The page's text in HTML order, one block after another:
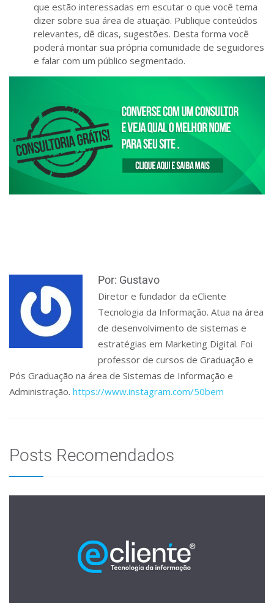
que estão interessadas em escutar o que você tema
dizer sobre sua área de atuação. Publique conteúdos
relevantes, dê dicas, sugestões. Desta forma você
poderá montar sua própria comunidade de seguidores
e falar com um público segmentado.
Por: Gustavo
Diretor e fundador da eCliente
Tecnologia da Informação. Atua na área
de desenvolvimento de sistemas e
estratégias em Marketing Digital. Foi
professor de cursos de Graduação e
Pós Graduação na área de Sistemas de Informação e
Administração. https://www.instagram.com/50bem
Posts Recomendados